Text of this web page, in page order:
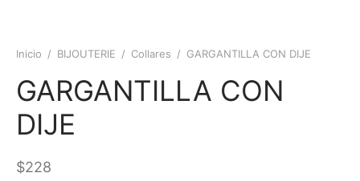
Inicio / BIJOUTERIE / Collares / GARGANTILLA CON DIJE
GARGANTILLA CON
DIJE
$228